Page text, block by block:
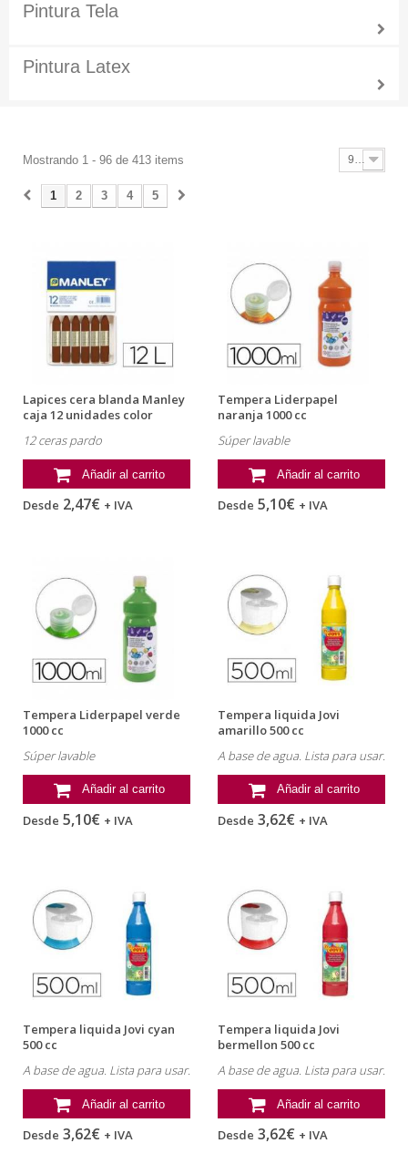
Pintura Tela
Pintura Latex
Mostrando 1 - 96 de 413 items 96
1 2 3 4 5
Lapices cera blanda Manley
caja 12 unidades color
12 ceras pardo
Añadir al carrito
Desde 2,47€ + IVA
Tempera Liderpapel
naranja 1000 cc
Súper lavable
Añadir al carrito
Desde 5,10€ + IVA
Tempera Liderpapel verde
1000 cc
Súper lavable
Añadir al carrito
Desde 5,10€ + IVA
Tempera liquida Jovi
amarillo 500 cc
A base de agua. Lista para usar.
Añadir al carrito
Desde 3,62€ + IVA
Tempera liquida Jovi cyan
500 cc
A base de agua. Lista para usar.
Añadir al carrito
Desde 3,62€ + IVA
Tempera liquida Jovi
bermellon 500 cc
A base de agua. Lista para usar.
Añadir al carrito
Desde 3,62€ + IVA